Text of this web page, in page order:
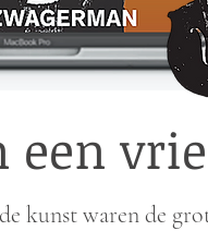
een
kunst waren de